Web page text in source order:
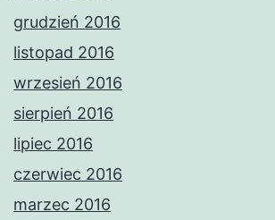
grudzień 2016
listopad 2016
wrzesień 2016
sierpień 2016
lipiec 2016
czerwiec 2016
marzec 2016